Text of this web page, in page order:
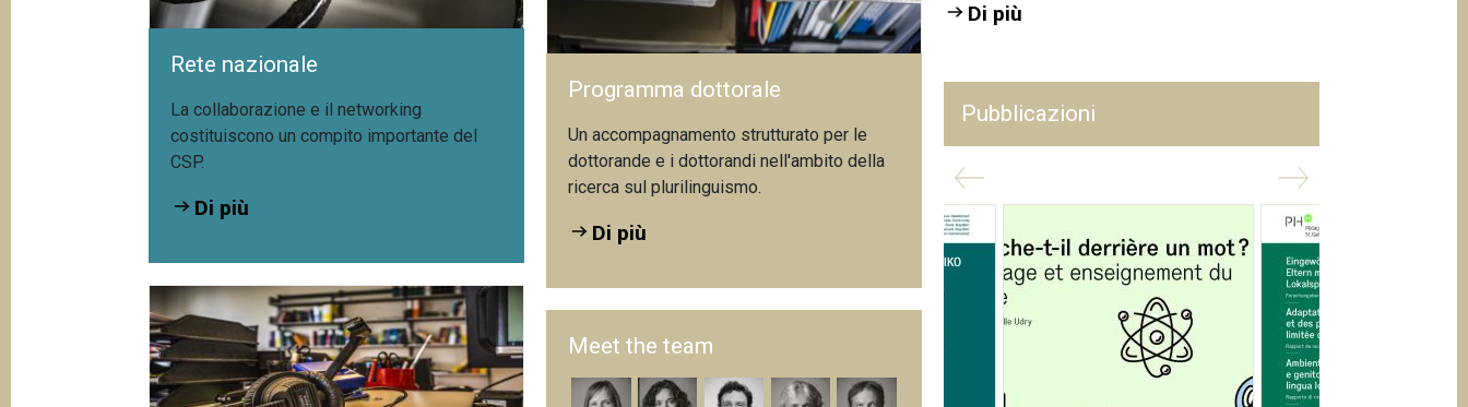
Rete nazionale
La collaborazione e il networking
costituiscono un compito importante del
CSP.
Di più
Programma dottorale
Un accompagnamento strutturato per le
dottorande e i dottorandi nell'ambito della
ricerca sul plurilinguismo.
Di più
Meet the team
Di più
Pubblicazioni